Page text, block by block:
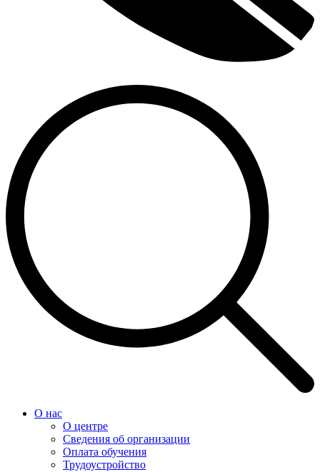
О нас
О центре
Сведения об организации
Оплата обучения
Трудоустройство